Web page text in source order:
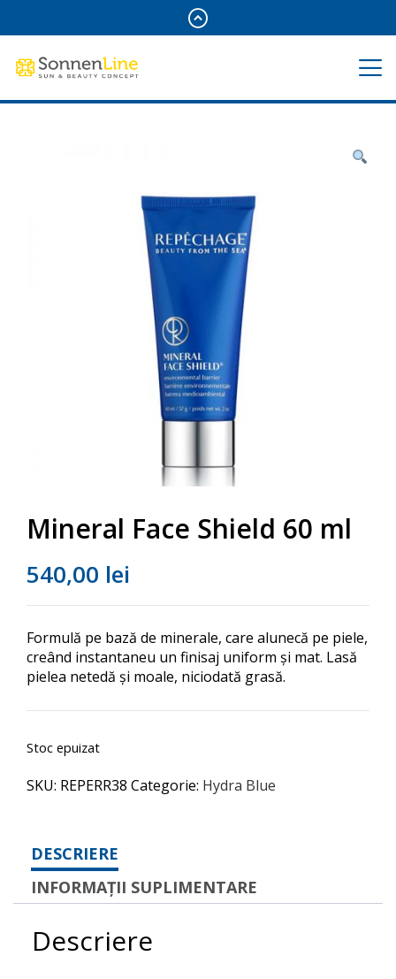
Mineral Face Shield 60 ml
540,00 lei
Formulă pe bază de minerale, care alunecă pe piele,
creând instantaneu un finisaj uniform și mat. Lasă
pielea netedă și moale, niciodată grasă.
Stoc epuizat
SKU: REPERR38 Categorie: Hydra Blue
DESCRIERE
INFORMAȚII SUPLIMENTARE
Descriere